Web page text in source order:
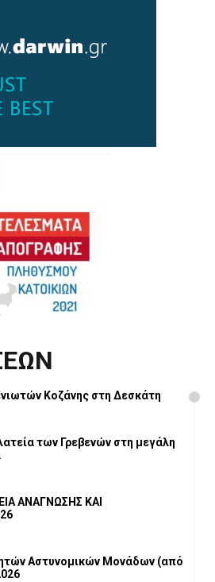
Κοζάνης στη Δεσκάτη
των Γρεβενών στη μεγάλη
ΑΝΑΓΝΩΣΗΣ ΚΑΙ
Αστυνομικών Μονάδων (από